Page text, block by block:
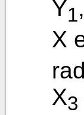
Y1
X
X3